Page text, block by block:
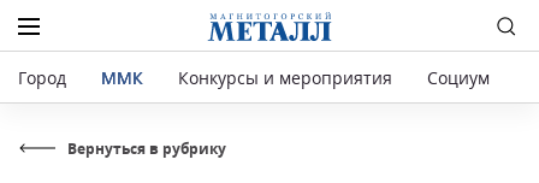
Город ММК Конкурсы и мероприятия Социум
Вернуться в рубрику